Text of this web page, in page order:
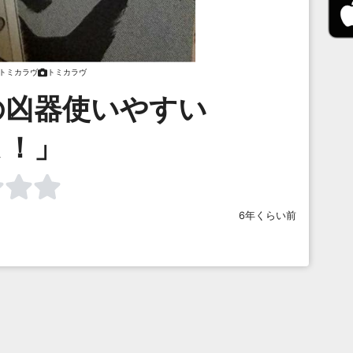
ミカラヴ トミカラヴ
器使いやすい
」
6年くらい前